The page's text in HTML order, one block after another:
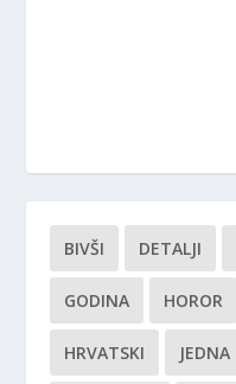
BIVŠI DETALJI
GODINA HOROR
HRVATSKI JEDNA